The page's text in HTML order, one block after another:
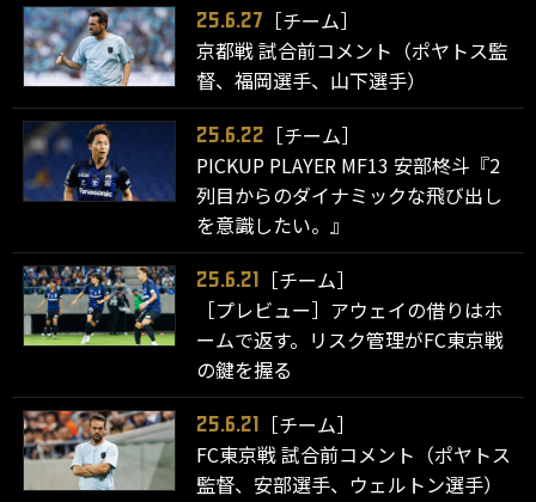
25.6.27
［チーム］
京都戦 試合前コメント（ポヤトス監
督、福岡選手、山下選手）
25.6.22
［チーム］
PICKUP PLAYER MF13 安部柊斗『2
列目からのダイナミックな飛び出し
を意識したい。』
25.6.21
［チーム］
［プレビュー］アウェイの借りはホ
ームで返す。リスク管理がFC東京戦
の鍵を握る
25.6.21
［チーム］
FC東京戦 試合前コメント（ポヤトス
監督、安部選手、ウェルトン選手）